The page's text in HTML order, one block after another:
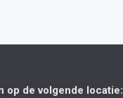
op de volgende locatie: